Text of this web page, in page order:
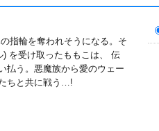
指輪を奪われそうになる。そ
を受け取ったももこは、 伝
払う。悪魔族から愛のウェー
ちと共に戦う…!